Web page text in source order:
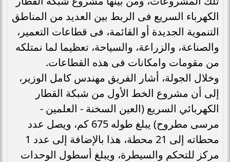
الكهرباء السريع فى الربط بين العديد من المناطق
التنموية الجديدة أو القائمة، فى قطاعات التعمير،
والصناعة، والزراعة، والسياحة، تعظيما لما نمتلكه
من مقومات وامكانات فى هذه القطاعات.
وخلال الجولة، أشار الفريق مهندس كامل الوزير،
إلى أن مشروع الخط الأول من شبكة القطار
الكهربائي السريع (العين السخنة - العلمين -
مرسى مطروح) يبلغ طوله 675 كم، ويصل عدد
محطاته إلى 21 محطة، هذا بالإضافة إلى عدد 1
مركز للتحكم والسيطرة، ويبلغ أسطول الوحدات